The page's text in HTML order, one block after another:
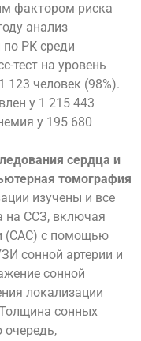
фактором риска
анализ
по РК среди
тест на уровень
123 человек (98%).
у 1 215 443
у 195 680
сердца и
томография
изучены и все
на ССЗ, включая
(CAC) с помощью
сонной артерии и
сонной
локализации
сонных
очередь,